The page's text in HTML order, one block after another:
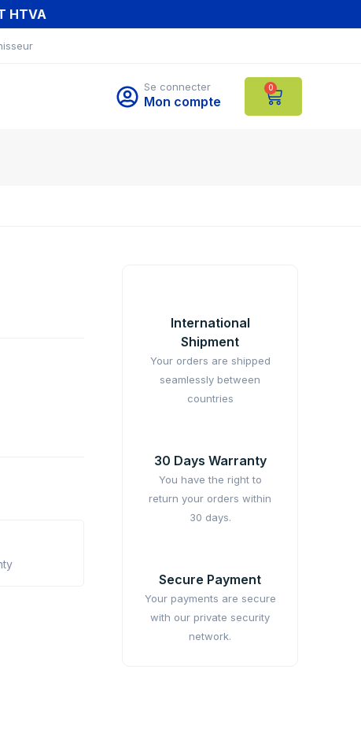
HTVA
Se connecter
Mon compte
0
International
Shipment
Your orders are shipped
seamlessly between
countries
30 Days Warranty
You have the right to
return your orders within
30 days.
Secure Payment
Your payments are secure
with our private security
network.